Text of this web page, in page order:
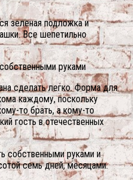
зеленая подложка и
Все шепетильно
руками
сделать легко. Форма для
каждому, поскольку
то брать, а кому-то
гость в отечественных
собственными руками и
семь дней, месяцами.